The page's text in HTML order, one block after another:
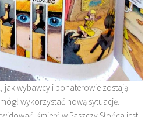
jak wybawcy i bohaterowie zostają
wykorzystać nową sytuację.